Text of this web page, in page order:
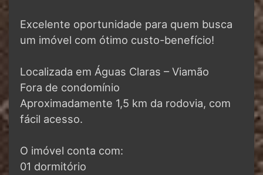
Excelente oportunidade para quem busca
um imóvel com ótimo custo-benefício!
Localizada em Águas Claras – Viamão
Fora de condomínio
Aproximadamente 1,5 km da rodovia, com
fácil acesso.
O imóvel conta com:
01 dormitório